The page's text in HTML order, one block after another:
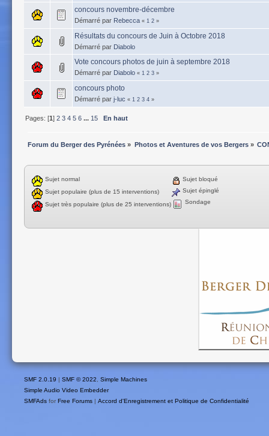
concours novembre-décembre
Démarré par Rebecca « 1 2 »
Résultats du concours de Juin à Octobre 2018
Démarré par Diabolo
Vote concours photos de juin à septembre 2018
Démarré par Diabolo « 1 2 3 »
concours photo
Démarré par j-luc « 1 2 3 4 »
Pages: [1]2 3 4 5 6 ... 15 En haut
Forum du Berger des Pyrénées » Photos et Aventures de vos Bergers»
Sujet normal
Sujet populaire (plus de 15 interventions)
Sujet très populaire (plus de 25 interventions)
Sujet bloqué
Sujet épinglé
Sondage
SMF 2.0.19 | SMF © 2022
Simple Machines
Simple Audio Video Embedder
SMFAds for Free Forums | Accord d'Enregistrement et Politique de Confidentialité